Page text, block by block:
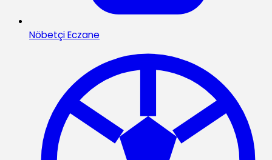
Nöbetçi Eczane